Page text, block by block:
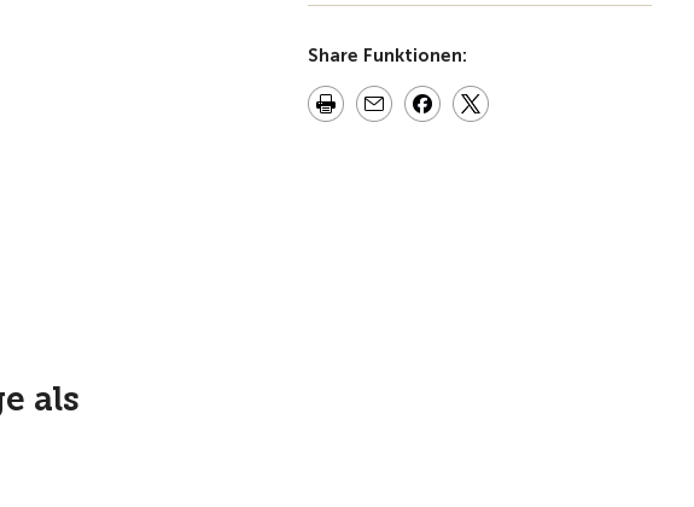
als
Share Funktionen: